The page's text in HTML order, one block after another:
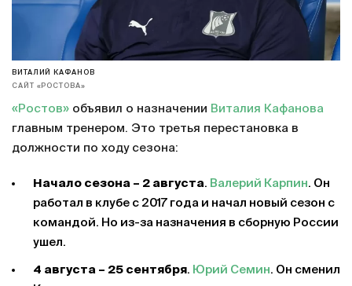
ВИТАЛИЙ КАФАНОВ
САЙТ «РОСТОВА»
«Ростов» объявил о назначении Виталия Кафанова
главным тренером. Это третья перестановка в
должности по ходу сезона:
Начало сезона – 2 августа. Валерий Карпин. Он
работал в клубе с 2017 года и начал новый сезон с
командой. Но из-за назначения в сборную России
ушел.
4 августа – 25 сентября. Юрий Семин. Он сменил